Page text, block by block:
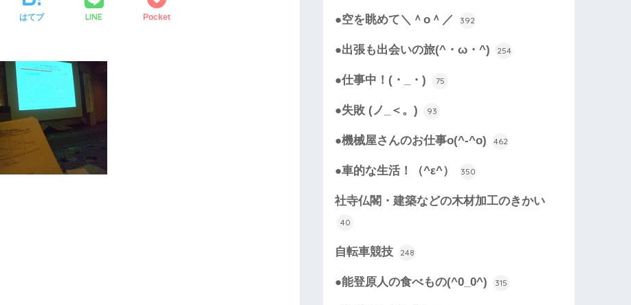
はてブ LINE Pocket ●空を眺めて＼＾o＾／ 392
●出張も出会いの旅(^・ω・^) 254
●仕事中！(・_・) 75
●失敗 (ノ_＜。) 93
●機械屋さんのお仕事o(^-^o) 462
●車的な生活！（^ε^） 350
社寺仏閣・建築などの木材加工のきかい
40
自転車競技 248
●能登原人の食べもの(^0_0^) 315